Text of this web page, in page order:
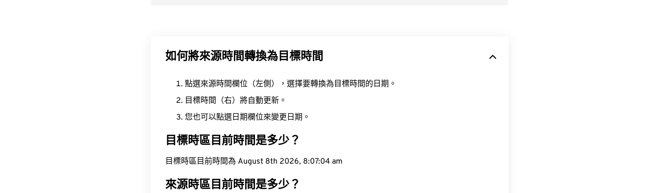
如何將來源時間轉換為目標時間
點選來源時間欄位（左側），選擇要轉換為目標時間的日期。
目標時間（右）將自動更新。
您也可以點選日期欄位來變更日期。
目標時區目前時間是多少？
目標時區目前時間為 August 8th 2026, 8:07:05 am
來源時區目前時間是多少？